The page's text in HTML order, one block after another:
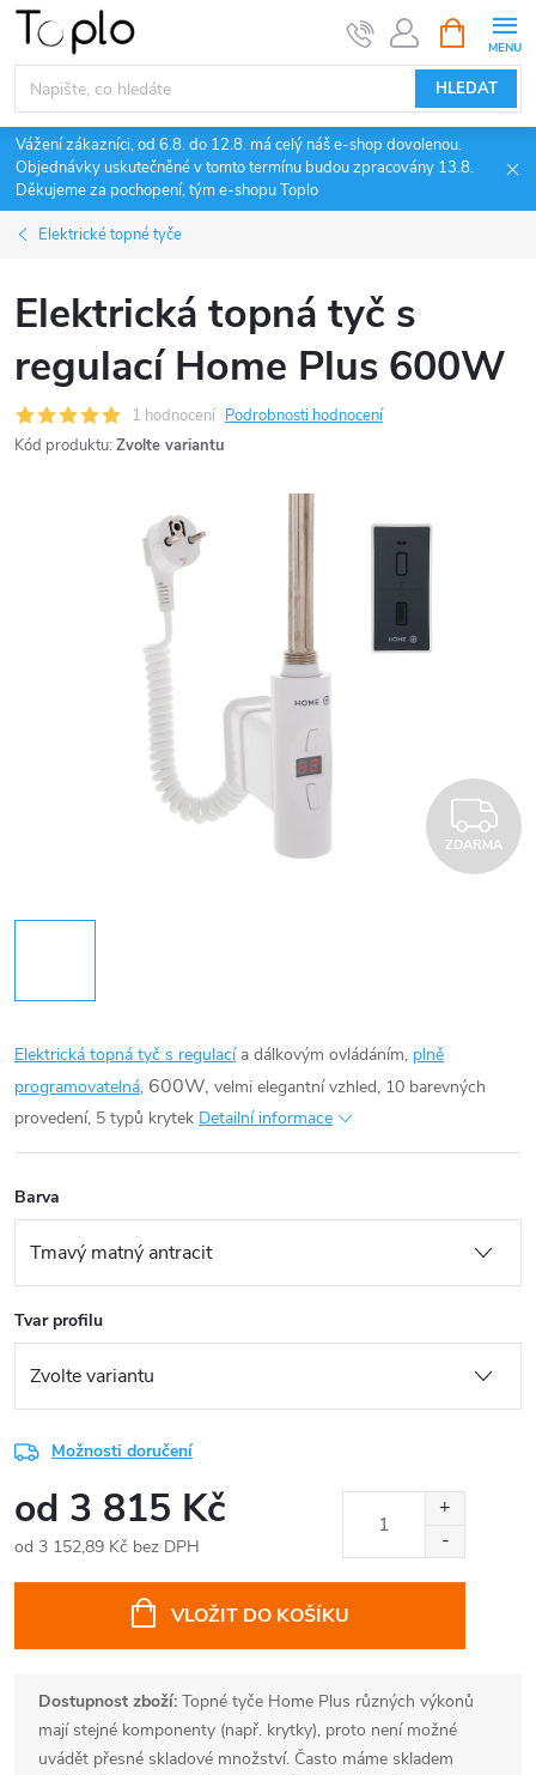
Přejít
obsah
HLEDAT
NÁKUPNÍ
KOŠÍK
Vážení zákazníci, od 6.8. do 12.8. má celý náš e-shop dovolenou.
Objednávky uskutečněné v tomto termínu budou zpracovány 13.8.
Děkujeme za pochopení, tým e-shopu Toplo
Elektrické topné tyče
Elektrická topná tyč s
regulací Home Plus 600W
1 hodnocení Podrobnosti hodnocení
Kód produktu: Zvolte variantu
ZDARMA
Elektrická topná tyč s regulacía dálkovým ovládáním, plně
programovatelná, 600W, velmi elegantní vzhled, 10 barevných
provedení, 5 typů krytek Detailní informace
Barva
Tvar profilu
Možnosti doručení
od 3 815 Kč
od 3 152,89 Kč bez DPH
VLOŽIT DO KOŠÍKU
Dostupnost zboží: Topné tyče Home Plus různých výkonů
mají stejné komponenty (např. krytky), proto není možné
uvádět přesné skladové množství. Často máme skladem